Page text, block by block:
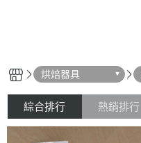
烘焙器具
綜合排行 熱銷排行